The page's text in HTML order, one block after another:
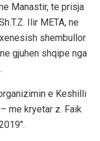
Manastir, te prisja
Ilir META, ne
shembullor
gjuhen shqipe nga
e Keshilli
me kryetar z. Faik